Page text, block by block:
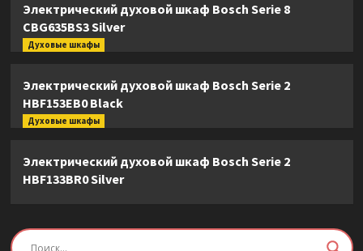
Электрический духовой шкаф Bosch Serie 8
CBG635BS3 Silver
Духовые шкафы
Электрический духовой шкаф Bosch Serie 2
HBF153EB0 Black
Духовые шкафы
Электрический духовой шкаф Bosch Serie 2
HBF133BR0 Silver
Пылесосы